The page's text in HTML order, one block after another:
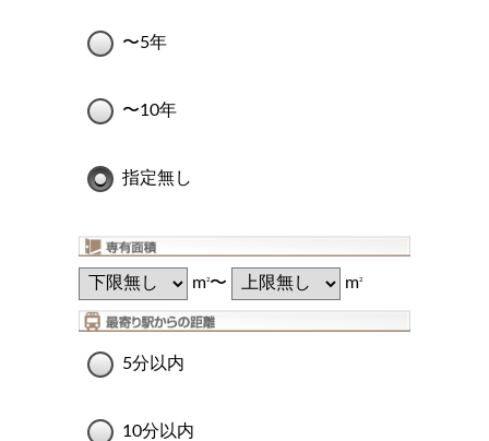
〜5年
〜10年
指定無し
m2〜 m2
5分以内
10分以内